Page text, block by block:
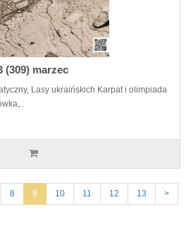
(309) marzec
Lasy ukraińskich Karpat i olimpiada
8 9 10 11 12 13 >